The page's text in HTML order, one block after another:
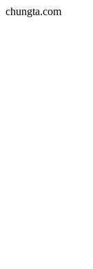
chungta.com